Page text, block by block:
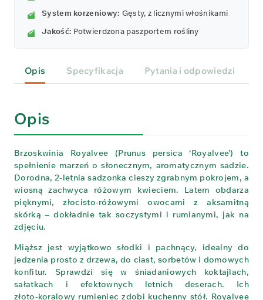
System korzeniowy: Gęsty, z licznymi włośnikami
Jakość: Potwierdzona paszportem rośliny
Opis Specyfikacja Pytania i odpowiedzi
Opis
Brzoskwinia Royalvee (Prunus persica ‘Royalvee’) to
spełnienie marzeń o słonecznym, aromatycznym sadzie.
Dorodna, 2‑letnia sadzonka cieszy zgrabnym pokrojem, a
wiosną zachwyca różowym kwieciem. Latem obdarza
pięknymi, złocisto‑różowymi owocami z aksamitną
skórką – dokładnie tak soczystymi i rumianymi, jak na
zdjęciu.
Miąższ jest wyjątkowo słodki i pachnący, idealny do
jedzenia prosto z drzewa, do ciast, sorbetów i domowych
konfitur. Sprawdzi się w śniadaniowych koktajlach,
sałatkach i efektownych letnich deserach. Ich
złoto‑koralowy rumieniec zdobi kuchenny stół. Royalvee